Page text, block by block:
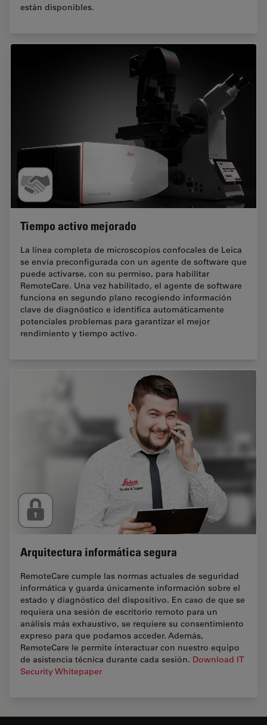
están disponibles.
Tiempo activo mejorado
La línea completa de microscopios confocales de Leica
se envía preconfigurada con un agente de software que
puede activarse, con su permiso, para habilitar
RemoteCare. Una vez habilitado, el agente de software
funciona en segundo plano recogiendo información
clave de diagnóstico e identifica automáticamente
potenciales problemas para garantizar el mejor
rendimiento y tiempo activo.
Arquitectura informática segura
RemoteCare cumple las normas actuales de seguridad
informática y guarda únicamente información sobre el
estado y diagnóstico del dispositivo. En caso de que se
requiera una sesión de escritorio remoto para un
análisis más exhaustivo, se requiere su consentimiento
expreso para que podamos acceder. Además,
RemoteCare le permite interactuar con nuestro equipo
de asistencia técnica durante cada sesión. Download IT
Security Whitepaper